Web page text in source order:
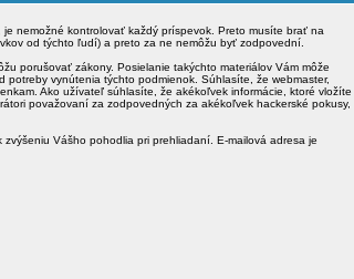
nemožné kontrolovať každý príspevok. Preto musíte brať na
od týchto ľudí) a preto za ne nemôžu byť zodpovední.
porušovať zákony. Posielanie takýchto materiálov Vám môže
vynútenia týchto podmienok. Súhlasíte, že webmaster,
Ako užívateľ súhlasíte, že akékoľvek informácie, ktoré vložíte
považovaní za zodpovedných za akékoľvek hackerské pokusy,
Vášho pohodlia pri prehliadaní. E-mailová adresa je